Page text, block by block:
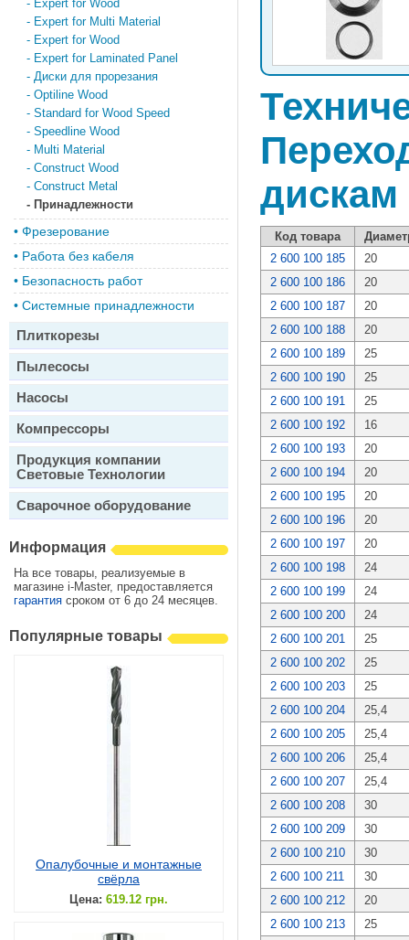
- Expert for Wood
- Expert for Multi Material
- Expert for Wood
- Expert for Laminated Panel
- Диски для прорезания
- Optiline Wood
- Standard for Wood Speed
- Speedline Wood
- Multi Material
- Construct Wood
- Construct Metal
- Принадлежности
• Фрезерование
• Работа без кабеля
• Безопасность работ
• Системные принадлежности
Плиткорезы
Пылесосы
Насосы
Компрессоры
Продукция компании
Световые Технологии
Сварочное оборудование
Информация
На все товары, реализуемые в
магазине i-Master, предоставляется
гарантия сроком от 6 до 24 месяцев.
Популярные товары
Опалубочные и монтажные
свёрла
Цена: 619.12 грн.
дискам
Код товара
2 600 100 185
20
2 600 100 186
20
2 600 100 187
20
2 600 100 188
20
2 600 100 189
25
2 600 100 190
25
2 600 100 191
25
2 600 100 192
16
2 600 100 193
20
2 600 100 194
20
2 600 100 195
20
2 600 100 196
20
2 600 100 197
20
2 600 100 198
24
2 600 100 199
24
2 600 100 200
24
2 600 100 201
25
2 600 100 202
25
2 600 100 203
25
2 600 100 204
25,4
2 600 100 205
25,4
2 600 100 206
25,4
2 600 100 207
25,4
2 600 100 208
30
2 600 100 209
30
2 600 100 210
30
2 600 100 211
30
2 600 100 212
20
2 600 100 213
25